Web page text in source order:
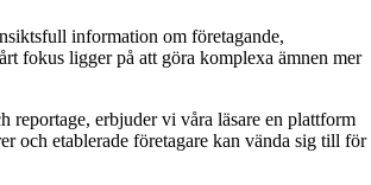
information om företagande,
fokus ligger på att göra komplexa ämnen mer
reportage, erbjuder vi våra läsare en plattform
och etablerade företagare kan vända sig till för